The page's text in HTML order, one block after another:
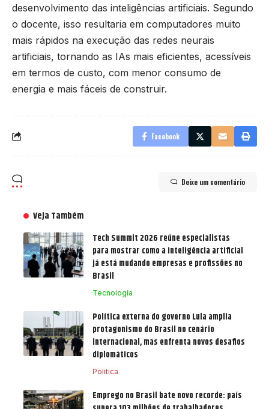
desenvolvimento das inteligências artificiais. Segundo
o docente, isso resultaria em computadores muito
mais rápidos na execução das redes neurais
artificiais, tornando as IAs mais eficientes, acessíveis
em termos de custo, com menor consumo de
energia e mais fáceis de construir.
Facebook
Deixe um comentário
Veja Também
Tech Summit 2026 reúne especialistas
para mostrar como a inteligência artificial
já está mudando empresas e profissões no
Brasil
Tecnologia
Política externa do governo Lula amplia
protagonismo do Brasil no cenário
internacional, mas enfrenta novos desafios
diplomáticos
Politica
Emprego no Brasil bate novo recorde: país